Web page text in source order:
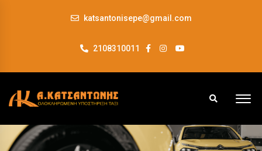
katsantonisepe@gmail.com
2108310011